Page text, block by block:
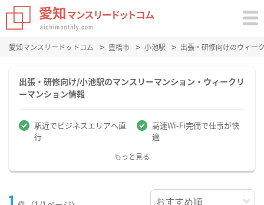
愛知マンスリードットコム 豊橋市 小池駅 出張・研修向けのウィー
出張・研修向け/小池駅のマンスリーマンション・ウィークリ
ーマンション情報
駅近でビジネスエリアへ直
行
高速Wi-Fi完備で仕事が快
適
もっと見る